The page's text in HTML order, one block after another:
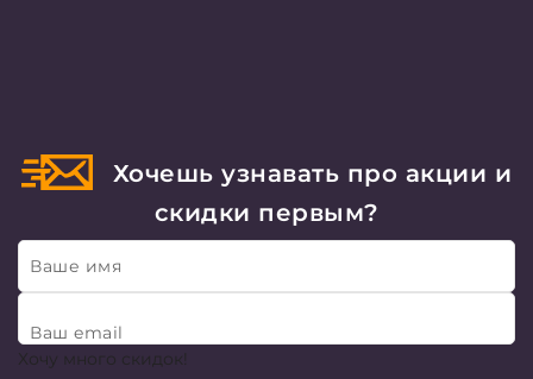
Хочешь узнавать про акции и
скидки первым?
Ваше имя
Ваш email
Хочу много скидок!